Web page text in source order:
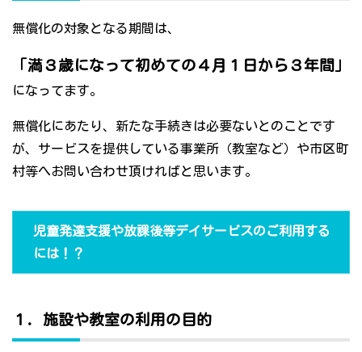
無償化の対象となる期間は、
「満３歳になって初めての４月１日から３年間」
になってます。
無償化にあたり、新たな手続きは必要ないとのことです
が、サービスを提供している事業所（教室など）や市区町
村等へお問い合わせ頂ければと思います。
児童発達支援や放課後等デイサービスのご利用する
には！？
１．施設や教室の利用の目的